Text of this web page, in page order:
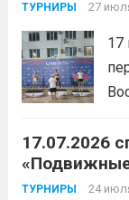
ТУРНИРЫ 27
17
17.07.2026
ТУРНИРЫ 24